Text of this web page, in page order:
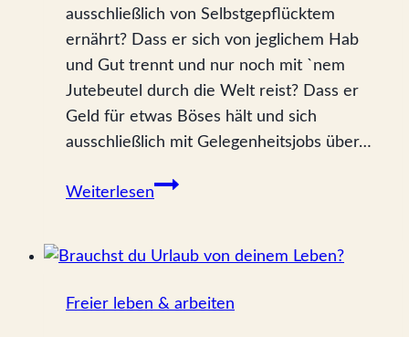
ausschließlich von Selbstgepflücktem
ernährt? Dass er sich von jeglichem Hab
und Gut trennt und nur noch mit `nem
Jutebeutel durch die Welt reist? Dass er
Geld für etwas Böses hält und sich
ausschließlich mit Gelegenheitsjobs über…
Weiterlesen
Warum
ausbremst
Freier leben & arbeiten